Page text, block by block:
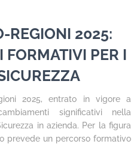
REGIONI 2025:
PER I
2025, entrato in vigore a
significativi nella
in azienda. Per la figura
prevede un percorso formativo